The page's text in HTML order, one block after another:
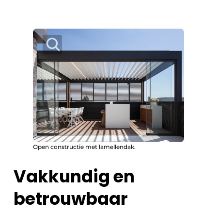
Open constructie met lamellendak.
Vakkundig en
betrouwbaar